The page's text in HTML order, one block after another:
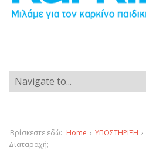
Βρίσκεστε εδώ: Home › ΥΠΟΣΤΗΡΙΞΗ ›
Διαταραχή;